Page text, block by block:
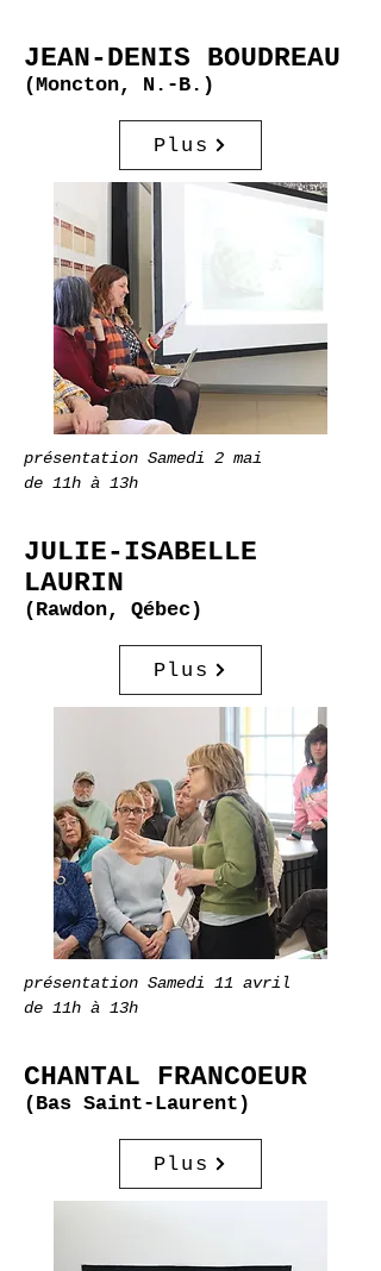
JEAN-DENIS BOUDREAU
(Moncton, N.-B.)
Plus
présentation Samedi 2 mai
de 11h à 13h
JULIE-ISABELLE
LAURIN
(Rawdon, Qébec)
Plus
présentation Samedi 11 avril
de 11h à 13h
CHANTAL FRANCOEUR
(Bas Saint-Laurent)
Plus